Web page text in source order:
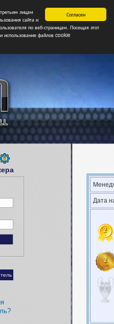
Согласен
лицам
сайта и
по веб-страницам. Посещая этот
использование файлов cookie
НФ Свободные
Дата
2
2